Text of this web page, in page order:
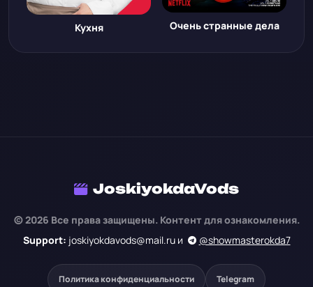
Кухня Очень странные дела
JoskiyokdaVods
© 2026 Все права защищены. Контент для ознакомления.
Support: joskiyokdavods@mail.ru и @showmasterokda7
Политика конфиденциальности Telegram